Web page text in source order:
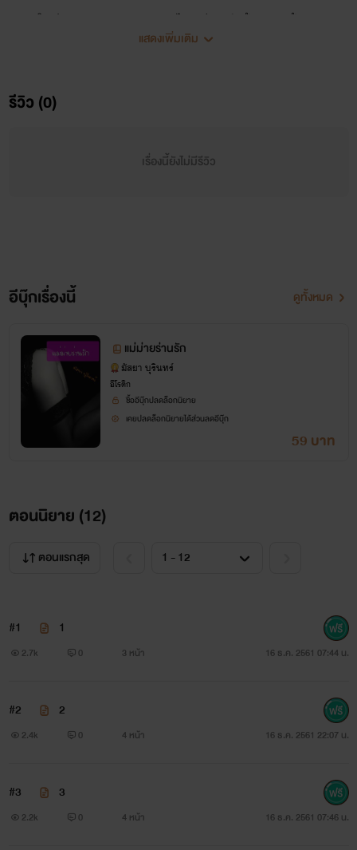
สบายในชีวิต เขาอาจจะอายุมากไปหน่อย หัวล้าน พุงย้อย และ
สบถเหี้ยแบบเคยตัว ทว่ายามนั้นคงไม่เป็นปัญหาสำหรับสรวง
จนผ่านเข้าสู่วัยเบญจเพส ยังไม่เคยพบกับคำว่า สุขสม แต่ก็สู้
นั้น ชอบลงไม้ลงมือกับสรวงสร้อย และยังมีน่ากลัวกว่านั้นคือ
ชีวิตของสรวงสร้อยจึงไม่ต่างอะไรกับการตกขุมนรกทั้งเป็นดีๆ
นี่เอง ไม่เพียงได้รับความทรมานจากการถูกทำร้าย แม้ในรส
รัก เธอก็ไม่เคยเสร็จสมแม้แต่ครั้งเดียว มีอยู่วันหนึ่ง ในระหว่าง
ที่อาเสี่ยใหญ่สูงวัยกำลังง่วนอยู่กับเรือนร่างของเธอ และตั้งใจจะ
ถูกทำร้ายร่างกายอีกครั้ง เพราะเขาคิดว่าเธอกำลังจะคิดตีจากเขา
“ใครมันจะกล้าเลียของสกปรกวะ”
ความรู้สึก การเสพสมมันต้องสุขด้วยกันทั้งสองฝ่าย แต่ที่เขาทำ
“มึงมันร่านเกินหญิง”
“ค่ะ สร้อยร่าน” สรวงสร้อยน้ำตาคลอ เจ็บตัวยังไม่เท่าเจ็บใจ
แสดงเพิ่มเติม
รีวิว (0)
เรื่องนี้ยังไม่มีรีวิว
อีบุ๊กเรื่องนี้ ดูทั้งหมด
แม่ม่ายร่านรัก
มัสยา บุรินทร์
อีโรติก
ซื้ออีบุ๊กปลดล็อกนิยาย
เคยปลดล็อกนิยายได้ส่วนลดอีบุ๊ก
59 บาท
ตอนนิยาย (12)
ตอนแรกสุด
#1 1
2.7k 0 3 หน้า 16 ธ.ค. 2561 07:44 น.
#2 2
2.4k 0 4 หน้า 16 ธ.ค. 2561 22:07 น.
#3 3
2.2k 0 4 หน้า 16 ธ.ค. 2561 07:46 น.